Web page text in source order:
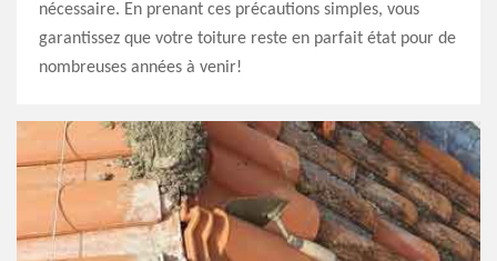
nécessaire. En prenant ces précautions simples, vous
garantissez que votre toiture reste en parfait état pour de
nombreuses années à venir!